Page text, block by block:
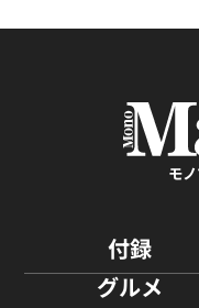
モ
付録
グルメ